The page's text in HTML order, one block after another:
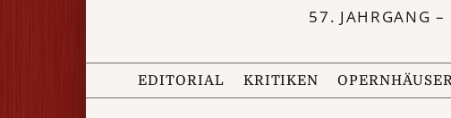
57. JAHRGANG –
EDITORIAL KRITIKEN